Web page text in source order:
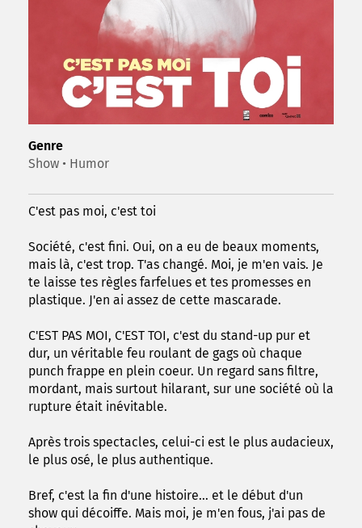
Genre
Show • Humor
C'est pas moi, c'est toi
Société, c'est fini. Oui, on a eu de beaux moments,
mais là, c'est trop. T'as changé. Moi, je m'en vais. Je
te laisse tes règles farfelues et tes promesses en
plastique. J'en ai assez de cette mascarade.
C'EST PAS MOI, C'EST TOI, c'est du stand-up pur et
dur, un véritable feu roulant de gags où chaque
punch frappe en plein coeur. Un regard sans filtre,
mordant, mais surtout hilarant, sur une société où la
rupture était inévitable.
Après trois spectacles, celui-ci est le plus audacieux,
le plus osé, le plus authentique.
Bref, c'est la fin d'une histoire... et le début d'un
show qui décoiffe. Mais moi, je m'en fous, j'ai pas de